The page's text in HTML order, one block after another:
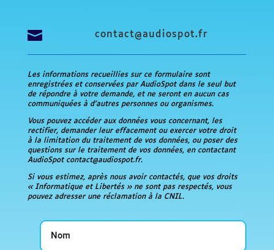
 contact@audiospot.fr
Les informations recueillies sur ce formulaire sont
enregistrées et conservées par AudioSpot dans le seul but
de répondre à votre demande, et ne seront en aucun cas
communiquées à d’autres personnes ou organismes.
Vous pouvez accéder aux données vous concernant, les
rectifier, demander leur effacement ou exercer votre droit
à la limitation du traitement de vos données, ou poser des
questions sur le traitement de vos données, en contactant
AudioSpot contact@audiospot.fr.
Si vous estimez, après nous avoir contactés, que vos droits
« Informatique et Libertés » ne sont pas respectés, vous
pouvez adresser une réclamation à la CNIL.
Nom